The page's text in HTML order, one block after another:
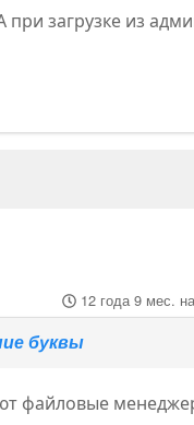
загрузке из
12 года 9 мес.
буквы
файловые